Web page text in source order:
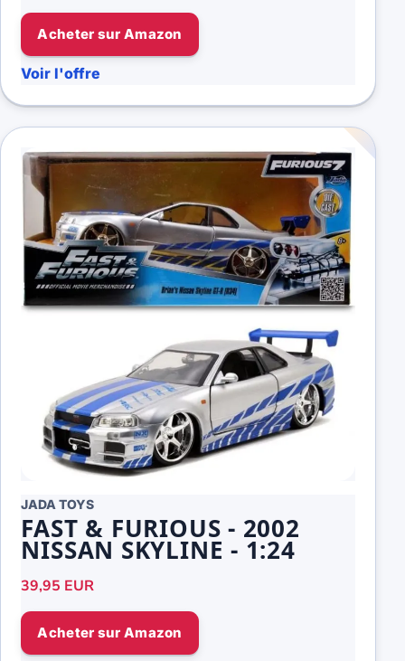
Acheter sur Amazon
Voir l'offre
JADA TOYS
FAST & FURIOUS - 2002
NISSAN SKYLINE - 1:24
39,95 EUR
Acheter sur Amazon